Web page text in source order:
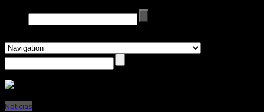
Noticias